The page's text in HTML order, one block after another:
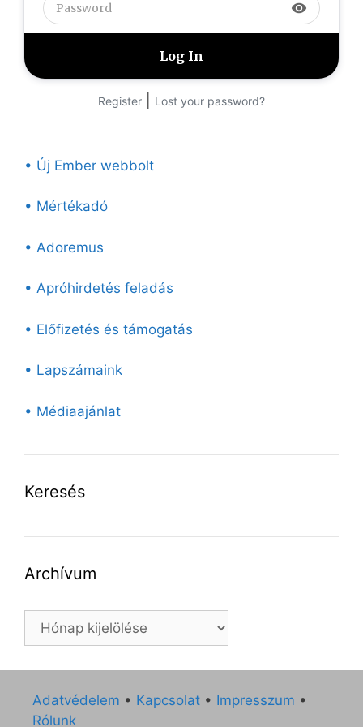
visibility
Register Lost your password?
• Új Ember webbolt
• Mértékadó
• Adoremus
• Apróhirdetés feladás
• Előfizetés és támogatás
• Lapszámaink
• Médiaajánlat
Keresés
Archívum
Archívum
Adatvédelem • Kapcsolat • Impresszum •
Rólunk